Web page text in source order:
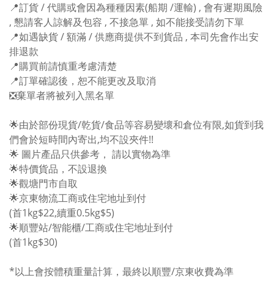
📍訂貨 / 代購或會因為種種因素(船期 /運輸) , 會有遲期風險
, 懇請客人諒解及包容 , 不接急單 , 如不能接受請勿下單
📍如遇缺貨 / 額滿 / 供應商提供不到貨品 , 本司先會作出安
排退款
📍購買前請慎重考慮清楚
📍訂單確認後，恕不能更改及取消
❎棄單者將被列入黑名單
🌟由於部份現貨/乾貨/食品等容易變壞和倉位有限,如貨到我
們會於短時間內寄出,均不設夾件!!
🌟 圖片產品只供參考， 請以實物為準
🌟特價貨品，不設退換
🌟觀塘門市自取
🌟京東物流工商或住宅地址到付
(首1kg$22,續重0.5kg$5)
🌟順豐站/智能櫃/工商或住宅地址到付
(首1kg$30)
*以上會按體積重量計算，最終以順豐/京東收費為準